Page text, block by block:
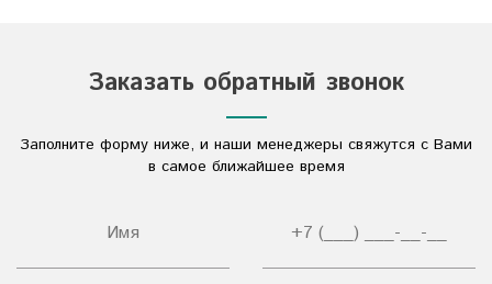
Соли
Дезинфицирующие средства
Другое
Заказать обратный звонок
Заполните форму ниже, и наши менеджеры свяжутся с Вами
в самое ближайшее время